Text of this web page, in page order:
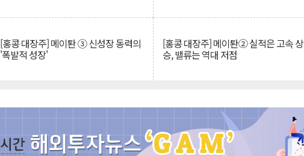
[홍콩 대장주] 메이퇀 ③ 신성장 동력의
'폭발적 성장'
[홍콩 대장주] 메이퇀② 실적은 고속 상
승, 밸류는 역대 저점